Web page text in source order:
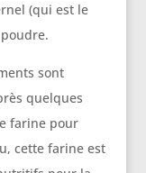
(qui est le
sont
quelques
farine pour
cette farine est